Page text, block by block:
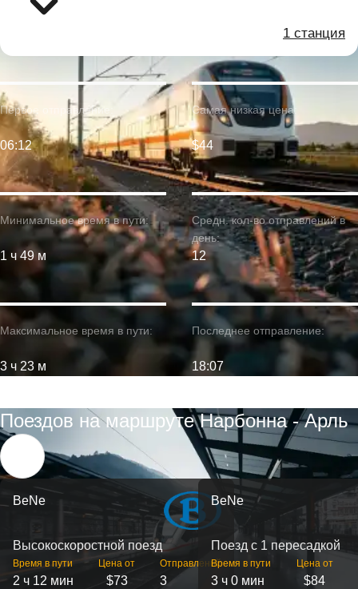
1 станция
Минимальное время в пути:
1 ч 49 м
Первое отправление:
06:12
Максимальное время в пути:
3 ч 23 м
Самая низкая цена:
$44
Средн. кол-во отправлений в
день:
12
Последнее отправление:
18:07
Поездов на маршруте Нарбонна - Арль
BeNe
Высокоскоростной поезд
Время в пути
2 ч 12 мин
Цена от
$73
Отправлений
3
BeNe
Поезд с 1 пересадкой
Время в пути
3 ч 0 мин
Цена от
$84